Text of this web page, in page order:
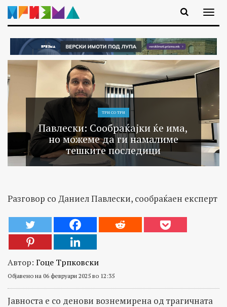
ТРИ СО ТРИ
Павлески: Сообраќајки ќе има,
но можеме да ги намалиме
тешките последици
Разговор со Даниел Павлески, сообраќаен експерт
Автор: Гоце Трпковски
Објавено на 06 февруари 2025 во 12:35
Јавноста е со денови вознемирена од трагичната